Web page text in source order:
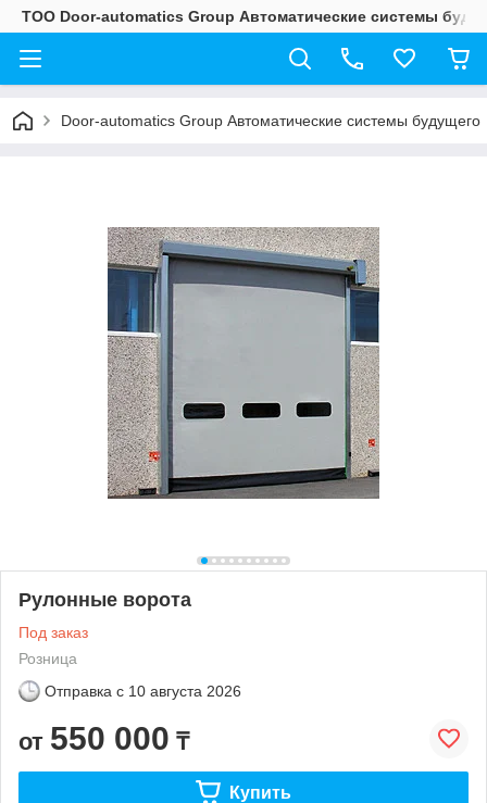
ТОО Door-automatics Group Автоматические системы
Door-automatics Group Автоматические системы будущего
Рулонные ворота
Под заказ
Розница
Отправка с 10 августа 2026
от 550 000 ₸
Купить